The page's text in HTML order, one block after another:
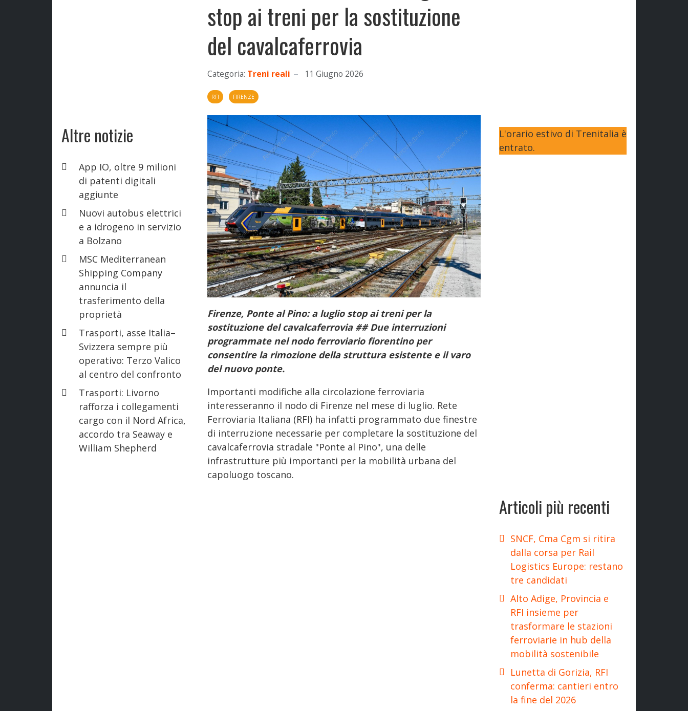
Altre notizie
App IO, oltre 9 milioni
di patenti digitali
aggiunte
Nuovi autobus elettrici
e a idrogeno in servizio
a Bolzano
MSC Mediterranean
Shipping Company
annuncia il
trasferimento della
proprietà
Trasporti, asse Italia–
Svizzera sempre più
operativo: Terzo Valico
al centro del confronto
Trasporti: Livorno
rafforza i collegamenti
cargo con il Nord Africa,
accordo tra Seaway e
William Shepherd
stop ai treni per la sostituzione
del cavalcaferrovia
Categoria: Treni reali 11 Giugno 2026
RFI FIRENZE
Firenze, Ponte al Pino: a luglio stop ai treni per la
sostituzione del cavalcaferrovia ## Due interruzioni
programmate nel nodo ferroviario fiorentino per
consentire la rimozione della struttura esistente e il varo
del nuovo ponte.
Importanti modifiche alla circolazione ferroviaria
interesseranno il nodo di Firenze nel mese di luglio. Rete
Ferroviaria Italiana (RFI) ha infatti programmato due finestre
di interruzione necessarie per completare la sostituzione del
cavalcaferrovia stradale "Ponte al Pino", una delle
infrastrutture più importanti per la mobilità urbana del
capoluogo toscano.
L'orario estivo di Trenitalia è
entrato.
Articoli più recenti
SNCF, Cma Cgm si ritira
dalla corsa per Rail
Logistics Europe: restano
tre candidati
Alto Adige, Provincia e
RFI insieme per
trasformare le stazioni
ferroviarie in hub della
mobilità sostenibile
Lunetta di Gorizia, RFI
conferma: cantieri entro
la fine del 2026